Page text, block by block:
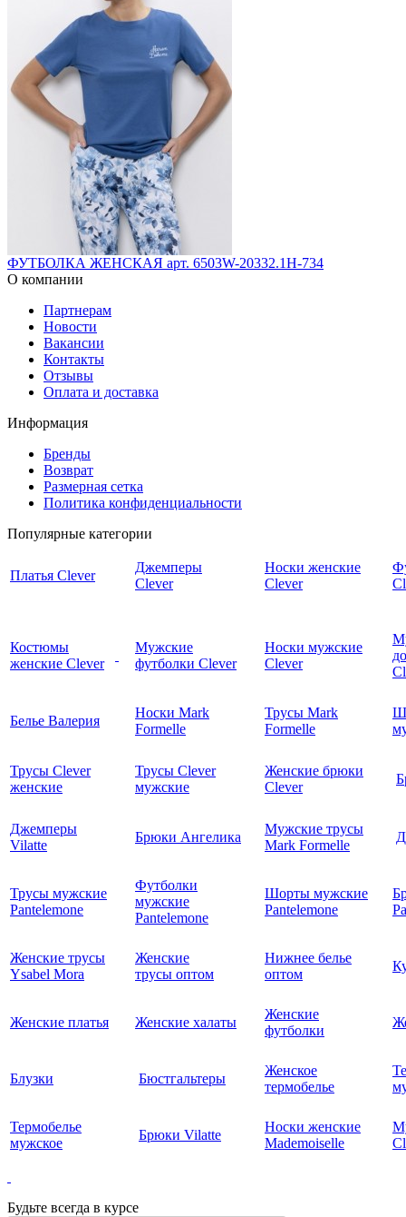
ФУТБОЛКА ЖЕНСКАЯ арт. 6503W-20332.1H-734
О компании
Партнерам
Новости
Вакансии
Контакты
Отзывы
Оплата и доставка
Информация
Бренды
Возврат
Размерная сетка
Политика конфиденциальности
Популярные категории
Платья Clever
Джемперы
Clever
Носки женские
Clever
Костюмы
женские Clever
Мужские
футболки Clever
Носки мужские
Clever
Белье Валерия
Носки Mark
Formelle
Трусы Mark
Formelle
Трусы Clever
женские
Трусы Clever
мужские
Женские брюки
Clever
Джемперы
Vilatte
Брюки Ангелика
Мужские трусы
Mark Formelle
Трусы мужские
Pantelemone
Футболки
мужские
Pantelemone
Шорты мужские
Pantelemone
Женские трусы
Ysabel Mora
Женские
трусы оптом
Нижнее белье
оптом
Женские платья Женские халаты
Женские
футболки
Блузки Бюстгальтеры
Женское
термобелье
Термобелье
мужское
Брюки Vilatte
Носки женские
Mademoiselle
Будьте всегда в курсе